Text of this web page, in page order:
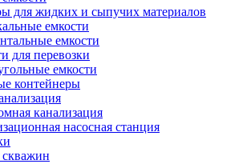
для жидких и сыпучих материалов
емкости
емкости
для перевозки
емкости
контейнеры
канализация
насосная станция